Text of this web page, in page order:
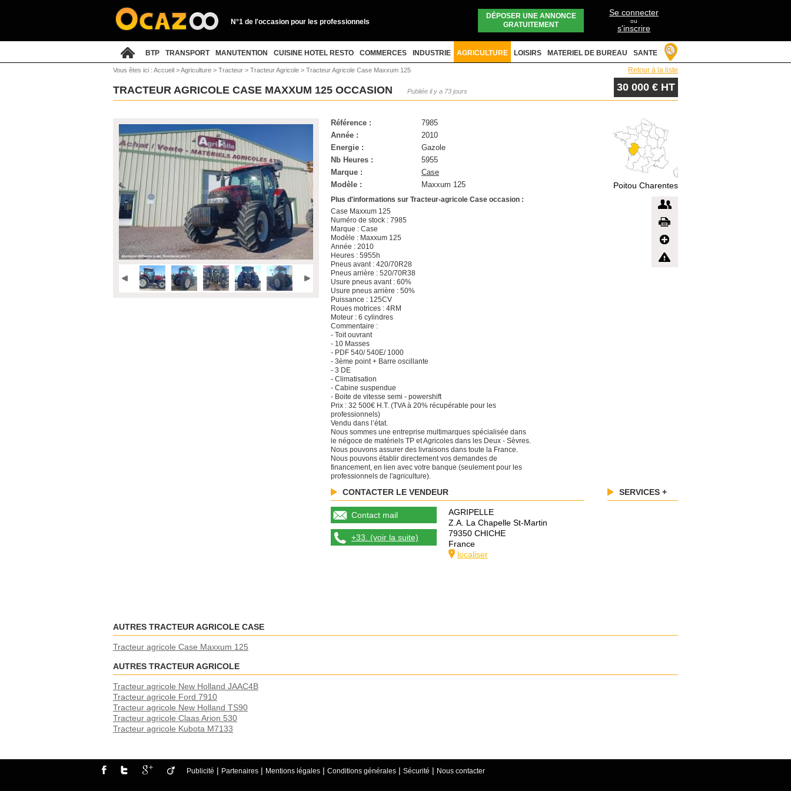
N°1 de l'occasion pour les professionnels
DÉPOSER UNE ANNONCE
GRATUITEMENT
Se connecter
ou
s'inscrire
BTP TRANSPORT MANUTENTION CUISINE HOTEL RESTO COMMERCES INDUSTRIE AGRICULTURE LOISIRS MATERIEL DE BUREAU SANTE
Vous êtes ici : Accueil >Agriculture > Tracteur > Tracteur Agricole > Tracteur Agricole Case Maxxum 125 Retour à la liste
TRACTEUR AGRICOLE CASE MAXXUM 125 OCCASION Publiée il y a 73 jours 30 000 € HT
Référence :
7985
Année :
2010
Energie :
Gazole
Nb Heures :
5955
Marque :
Case
Modèle :
Maxxum 125
Plus d'informations sur Tracteur-agricole Case occasion :
Case Maxxum 125
Numéro de stock : 7985
Marque : Case
Modèle : Maxxum 125
Année : 2010
Heures : 5955h
Pneus avant : 420/70R28
Pneus arrière : 520/70R38
Usure pneus avant : 60%
Usure pneus arrière : 50%
Puissance : 125CV
Roues motrices : 4RM
Moteur : 6 cylindres
Commentaire :
- Toit ouvrant
- 10 Masses
- PDF 540/ 540E/ 1000
- 3ème point + Barre oscillante
- 3 DE
- Climatisation
- Cabine suspendue
- Boite de vitesse semi - powershift
Prix : 32 500€ H.T. (TVA à 20% récupérable pour les
professionnels)
Vendu dans l’état.
Nous sommes une entreprise multimarques spécialisée dans
le négoce de matériels TP et Agricoles dans les Deux - Sèvres.
Nous pouvons assurer des livraisons dans toute la France.
Nous pouvons établir directement vos demandes de
financement, en lien avec votre banque (seulement pour les
professionnels de l'agriculture).
Poitou Charentes
CONTACTER LE VENDEUR
Contact mail
+33. (voir la suite)
AGRIPELLE
Z.A. La Chapelle St-Martin
79350 CHICHE
France
localiser
SERVICES +
AUTRES TRACTEUR AGRICOLE CASE
Tracteur agricole Case Maxxum 125
AUTRES TRACTEUR AGRICOLE
Tracteur agricole New Holland JAAC4B
Tracteur agricole Ford 7910
Tracteur agricole New Holland TS90
Tracteur agricole Claas Arion 530
Tracteur agricole Kubota M7133
Publicité | Partenaires | Mentions légales | Conditions générales | Sécurité | Nous contacter